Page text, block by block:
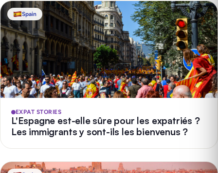
Spain
EXPAT STORIES
L'Espagne est-elle sûre pour les expatriés ?
Les immigrants y sont-ils les bienvenus ?